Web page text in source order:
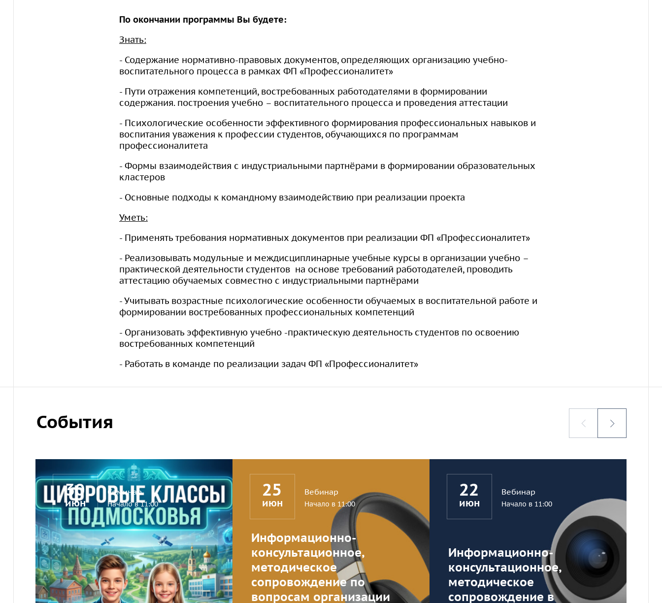
По окончании программы Вы будете:
Знать:
- Содержание нормативно-правовых документов, определяющих организацию учебно-
воспитательного процесса в рамках ФП «Профессионалитет»
- Пути отражения компетенций, востребованных работодателями в формировании
содержания. построения учебно – воспитательного процесса и проведения аттестации
- Психологические особенности эффективного формирования профессиональных навыков и
воспитания уважения к профессии студентов, обучающихся по программам
профессионалитета
- Формы взаимодействия с индустриальными партнёрами в формировании образовательных
кластеров
- Основные подходы к командному взаимодействию при реализации проекта
Уметь:
- Применять требования нормативных документов при реализации ФП «Профессионалитет»
- Реализовывать модульные и междисциплинарные учебные курсы в организации учебно –
практической деятельности студентов на основе требований работодателей, проводить
аттестацию обучаемых совместно с индустриальными партнёрами
- Учитывать возрастные психологические особенности обучаемых в воспитательной работе и
формировании востребованных профессиональных компетенций
- Организовать эффективную учебно -практическую деятельность студентов по освоению
востребованных компетенций
- Работать в команде по реализации задач ФП «Профессионалитет»
События
30
июн
Семинар
Начало в 11:00
25
июн
Вебинар
Начало в 11:00
Информационно-
консультационное,
методическое
сопровождение по
вопросам организации
22
июн
Вебинар
Начало в 11:00
Информационно-
консультационное,
методическое
сопровождение в